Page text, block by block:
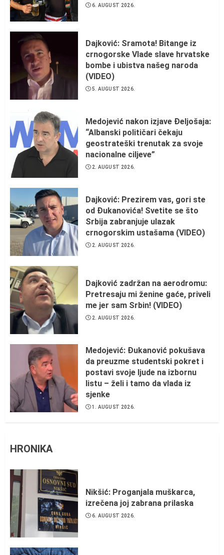
6. AUGUST 2026.
Dajković: Sramota! Bitange iz
crnogorske Vlade slave hrvatske
bombe i ubistva našeg naroda
(VIDEO)
5. AUGUST 2026.
Medojević nakon izjave Đeljošaja:
“Albanski političari čekaju
geostrateški trenutak za svoje
nacionalne ciljeve”
2. AUGUST 2026.
Dajković: Prezirem vas, gori ste
od Đukanovića! Svetite se što
Srbija zabranjuje ulazak
crnogorskim ustašama (VIDEO)
2. AUGUST 2026.
Dajković zadržan na aerodromu:
Pretresaju mi ženine gaće, priveli
me jer sam Srbin! (VIDEO)
2. AUGUST 2026.
Medojević: Đukanović pokušava
da preuzme studentski pokret i
postavi svoje ljude na izbornu
listu – želi i tamo da vlada iz
sjenke
1. AUGUST 2026.
HRONIKA
Nikšić: Proganjala muškarca,
izrečena joj zabrana prilaska
6. AUGUST 2026.